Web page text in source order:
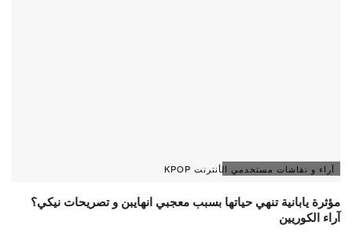
آراء و نقاشات مستخدمي الأنترنت KPOP
مؤثرة يابانية تنهي حياتها بسبب معجبي انهايبن و تصريحات نيكي؟
آراء الكوريين